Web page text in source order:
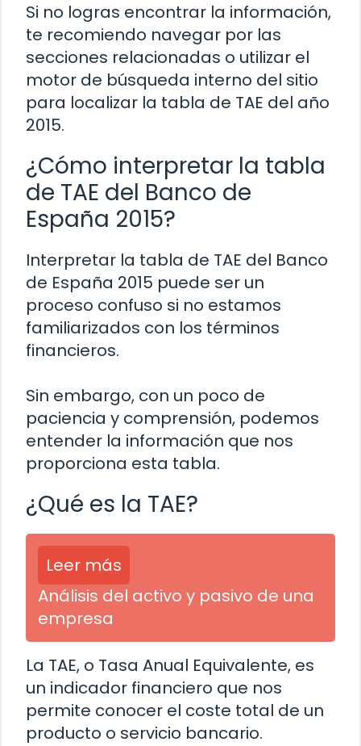
Si no logras encontrar la información,
te recomiendo navegar por las
secciones relacionadas o utilizar el
motor de búsqueda interno del sitio
para localizar la tabla de TAE del año
2015.
¿Cómo interpretar la tabla
de TAE del Banco de
España 2015?
Interpretar la tabla de TAE del Banco
de España 2015 puede ser un
proceso confuso si no estamos
familiarizados con los términos
financieros.
Sin embargo, con un poco de
paciencia y comprensión, podemos
entender la información que nos
proporciona esta tabla.
¿Qué es la TAE?
Leer más
Análisis del activo y pasivo de una
empresa
La TAE, o Tasa Anual Equivalente, es
un indicador financiero que nos
permite conocer el coste total de un
producto o servicio bancario.